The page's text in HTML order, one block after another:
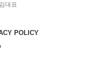
김대표
POLICY